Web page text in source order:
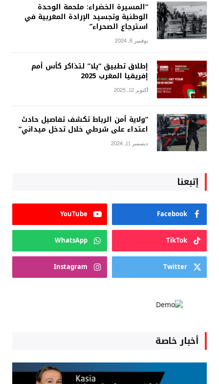
“المسيرة الخضراء: ملحمة الوحدة
الوطنية وتجسيد الإرادة المغربية في
استرجاع الصحراء”
نوفمبر 6, 2024
إطلاق تطبيق “يلا” لتذاكر كأس أمم
إفريقيا المغرب 2025
أكتوبر 12, 2025
“ولاية أمن الرباط تكشف تفاصيل حادث
اعتداء على شرطي خلال تدخل ميداني”
ديسمبر 11, 2024
إتبعنا
Facebook
YouTube
TikTok
WhatsApp
Twitter
Instagram
أخبار خاصة